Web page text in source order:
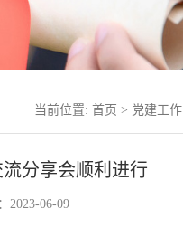
当前位置: 首页 > 党建工作
分享会顺利进行
2023-06-09